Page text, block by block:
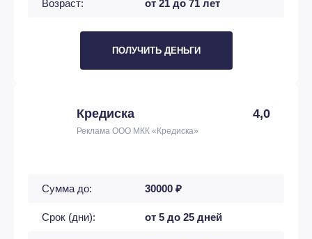
Возраст: от 21 до 71 лет
ПОЛУЧИТЬ ДЕНЬГИ
Кредиска 4,0
Реклама ООО МКК «Кредиска»
Сумма до: 30000 ₽
Срок (дни): от 5 до 25 дней